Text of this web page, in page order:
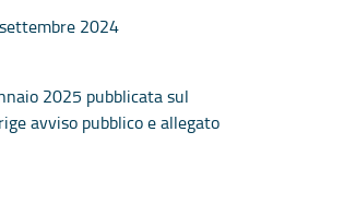
2024
2025 pubblicata sul
avviso pubblico e allegato